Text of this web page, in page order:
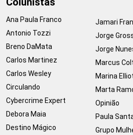
Ana Paula Franco
Antonio Tozzi
Breno DaMata
Carlos Martinez
Carlos Wesley
Circulando
Cybercrime Expert
Debora Maia
Destino Mágico
Jamari
Jorge
Jorge
Marcus
Marina
Marta
Opinião
Paula
Grupo